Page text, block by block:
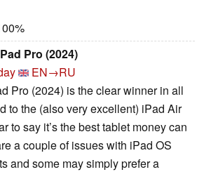
Pro (2024)
EN→RU
Pro (2024) is the clear winner in all
to the (also very excellent) iPad Air
to say it’s the best tablet money can
a couple of issues with iPad OS
and some may simply prefer a